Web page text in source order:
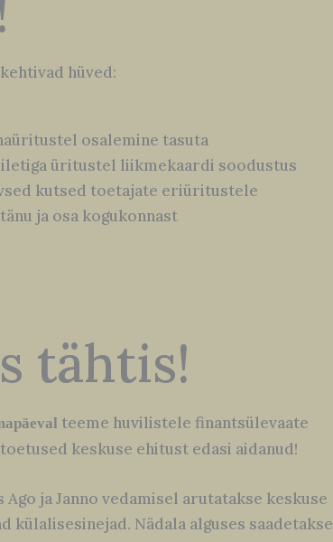
hüved:
osalemine tasuta
üritustel liikmekaardi soodustus
kutsed toetajate eriüritustele
ja osa kogukonnast
tähtis!
teeme huvilistele finantsülevaate
keskuse ehitust edasi aidanud!
ja Janno vedamisel arutatakse keskuse
külalisesinejad. Nädala alguses saadetakse